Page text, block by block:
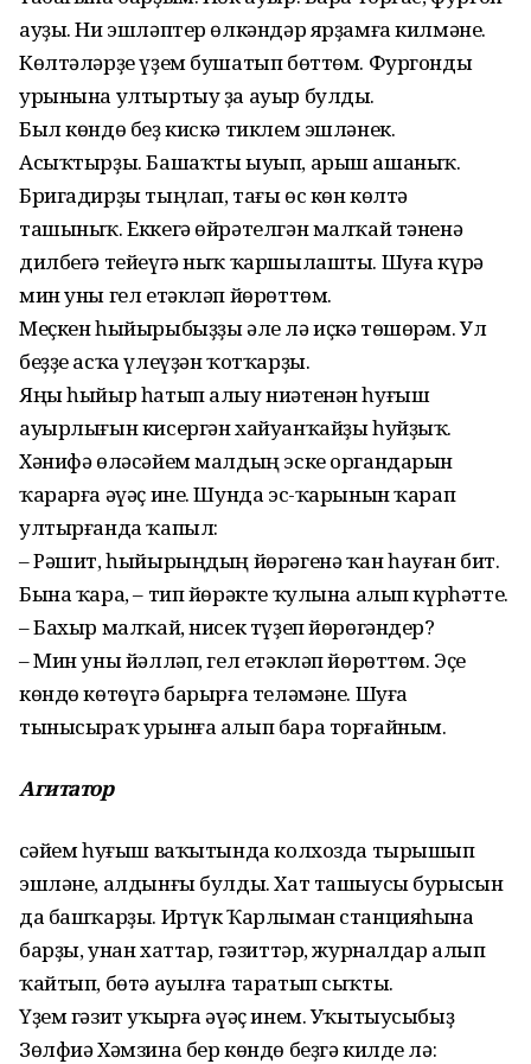
ауҙы. Ни эшләптер өлкәндәр ярҙамға килмәне.
Көлтәләрҙе үҙем бушатып бөттөм. Фургонды
урынына ултыртыу ҙа ауыр булды.
Был көндө беҙ кискә тиклем эшләнек.
Асыҡтырҙы. Башаҡты ыуып, арыш ашаныҡ.
Бригадирҙы тыңлап, тағы өс көн көлтә
ташыныҡ. Еккегә өйрәтелгән малҡай тәненә
дилбегә тейеүгә ныҡ ҡаршылашты. Шуға күрә
мин уны гел етәкләп йөрөттөм.
Меҫкен һыйырыбыҙҙы әле лә иҫкә төшөрәм. Ул
беҙҙе асҡа үлеүҙән ҡотҡарҙы.
Яңы һыйыр һатып алыу ниәтенән һуғыш
ауырлығын кисергән хайуанҡайҙы һуйҙыҡ.
Хәнифә өләсәйем малдың эске органдарын
ҡарарға әүәҫ ине. Шунда эс-ҡарынын ҡарап
ултырғанда ҡапыл:
– Рәшит, һыйырыңдың йөрәгенә ҡан һауған бит.
Бына ҡара, – тип йөрәкте ҡулына алып күрһәтте.
– Бахыр мал­ҡай, нисек түҙеп йөрөгәндер?
– Мин уны йәлләп, гел етәкләп йөрөттөм. Эҫе
көндө көтөүгә барырға теләмәне. Шуға
тынысыраҡ урынға алып бара торғайным.
Агитатор
Әсәйем һуғыш ваҡытында колхозда тырышып
эшләне, алдынғы булды. Хат ташыусы бурысын
да башҡарҙы. Иртүк Ҡарлыман станцияһына
барҙы, унан хаттар, гәзиттәр, журналдар алып
ҡайтып, бөтә ауылға таратып сыҡты.
Үҙем гәзит уҡырға әүәҫ инем. Уҡытыусыбыҙ
Зөлфиә Хәмзина бер көндө беҙгә килде лә: